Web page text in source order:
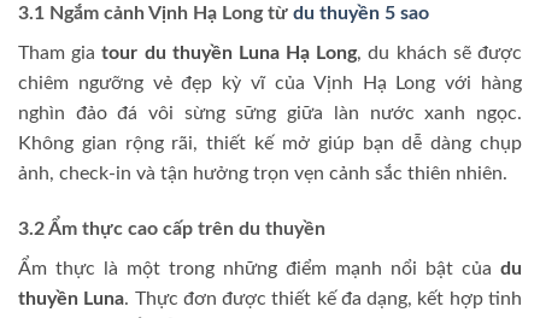
3.1 Ngắm cảnh Vịnh Hạ Long từ du thuyền 5 sao
Tham giatour du thuyền Luna Hạ Long, du khách sẽ được
chiêm ngưỡng vẻ đẹp kỳ vĩ của Vịnh Hạ Long với hàng
nghìn đảo đá vôi sừng sững giữa làn nước xanh ngọc.
Không gian rộng rãi, thiết kế mở giúp bạn dễ dàng chụp
ảnh, check-in và tận hưởng trọn vẹn cảnh sắc thiên nhiên.
3.2 Ẩm thực cao cấp trên du thuyền
Ẩm thực là một trong những điểm mạnh nổi bật của du
thuyền Luna. Thực đơn được thiết kế đa dạng, kết hợp tinh